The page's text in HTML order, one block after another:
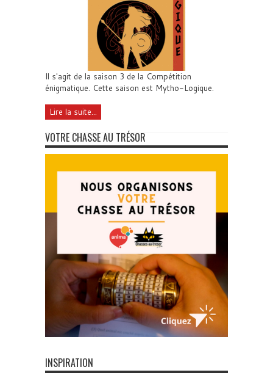
Il s'agit de la saison 3 de la Compétition
énigmatique. Cette saison est Mytho-Logique.
Lire la suite...
VOTRE CHASSE AU TRÉSOR
INSPIRATION